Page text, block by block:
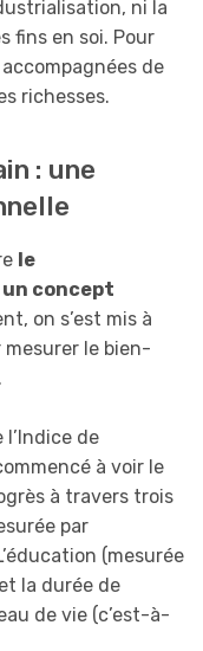
ni la
fins en soi. Pour
de
richesses.
: une
le
concept
on s’est mis à
le bien-
l’Indice de
à voir le
à travers trois
par
(mesurée
la durée de
de vie (c’est-à-